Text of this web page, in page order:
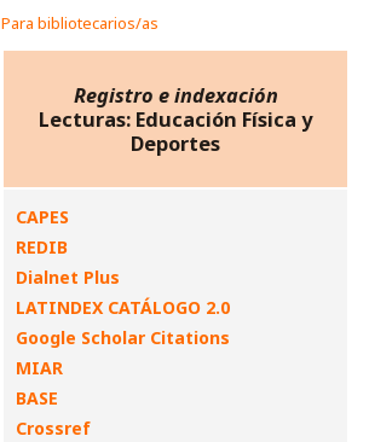
Para bibliotecarios/as
Registro e indexación
Lecturas: Educación Física y
Deportes
CAPES
REDIB
Dialnet Plus
LATINDEX CATÁLOGO 2.0
Google Scholar Citations
MIAR
BASE
Crossref